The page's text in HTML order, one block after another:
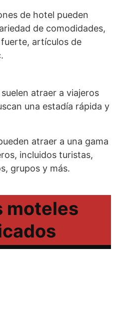
de hotel pueden
de comodidades,
artículos de
atraer a viajeros
una estadía rápida y
atraer a una gama
incluidos turistas,
grupos y más.
moteles